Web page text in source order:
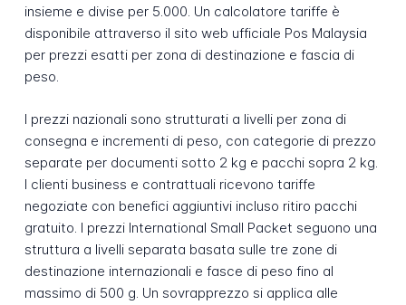
insieme e divise per 5.000. Un calcolatore tariffe è
disponibile attraverso il sito web ufficiale Pos Malaysia
per prezzi esatti per zona di destinazione e fascia di
peso.
I prezzi nazionali sono strutturati a livelli per zona di
consegna e incrementi di peso, con categorie di prezzo
separate per documenti sotto 2 kg e pacchi sopra 2 kg.
I clienti business e contrattuali ricevono tariffe
negoziate con benefici aggiuntivi incluso ritiro pacchi
gratuito. I prezzi International Small Packet seguono una
struttura a livelli separata basata sulle tre zone di
destinazione internazionali e fasce di peso fino al
massimo di 500 g. Un sovrapprezzo si applica alle